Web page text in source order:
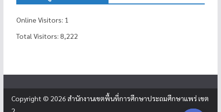
Online Visitors: 1
Total Visitors: 8,222
Copyright © 2026 สำนักงานเขตพื้นที่การศึกษาประถมศึกษาแพร่ เขต